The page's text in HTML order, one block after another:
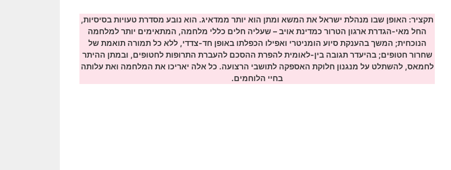
תקציר: האופן שבו מנהלת ישראל את המשא ומתן הוא יותר ממדאיג. הוא נובע מסדרת טעויות בסיסיות,
החל מאי-הגדרת ארגון הטרור כמדינת אויב – שעליה חלים כללי מלחמה, המתאימים יותר למלחמה
הנוכחית; המשך בהענקת סיוע הומניטרי ואפילו הכפלתו באופן חד-צדדי, ללא כל תמורה תואמת של
שחרור חטופים; בהיעדר תגובה בין-לאומית להפרת ההסכם להעברת התרופות לחטופים, ובמתן ההיתר
לחמאס, להשתלט על מנגנון חלוקת האספקה לתושבי הרצועה. כל אלה יאריכו את המלחמה ואת עלותה
בחיי הלוחמים.